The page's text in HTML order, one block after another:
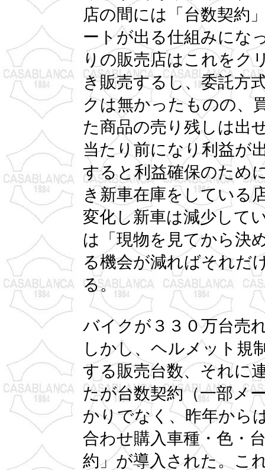
店の間には「台数契約
ートが出る仕組みにな
りの販売店はこれをク
き販売するし、委託方
クは無かったものの、
た商品の売り残しは出
当たり前になり利益が
すると利益確保のため
き新車在庫をしている
変化し新車は減少して
は「現物を見てから決
る機会が減ればそれだ
る。
バイクが３３０万台売
しかし、ヘルメット規
する販売台数、それに
たが台数契約（一部メ
かりでなく、昨年から
合わせ購入車種・色・
約」が導入された。こ